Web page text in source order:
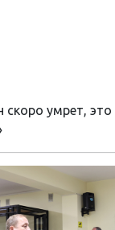
скоро умрет, это